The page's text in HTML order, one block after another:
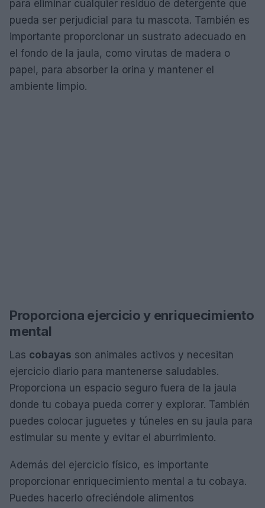
para eliminar cualquier residuo de detergente que
pueda ser perjudicial para tu mascota. También es
importante proporcionar un sustrato adecuado en
el fondo de la jaula, como virutas de madera o
papel, para absorber la orina y mantener el
ambiente limpio.
Proporciona ejercicio y enriquecimiento
mental
Las cobayas son animales activos y necesitan
ejercicio diario para mantenerse saludables.
Proporciona un espacio seguro fuera de la jaula
donde tu cobaya pueda correr y explorar. También
puedes colocar juguetes y túneles en su jaula para
estimular su mente y evitar el aburrimiento.
Además del ejercicio físico, es importante
proporcionar enriquecimiento mental a tu cobaya.
Puedes hacerlo ofreciéndole alimentos